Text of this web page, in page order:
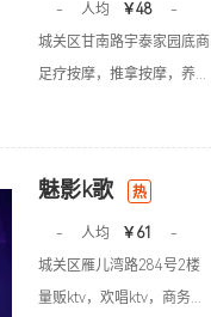
- 人均 ￥48
-
城关区甘南路宇泰家园底商
足疗按摩，推拿按摩，养...
魅影k歌 热
- 人均 ￥61
-
城关区雁儿湾路284号2楼
量贩ktv，欢唱ktv，商务...